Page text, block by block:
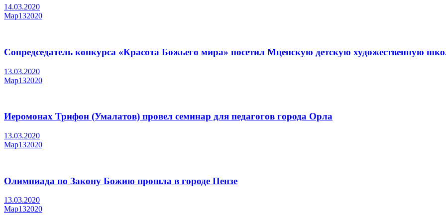
14.03.2020
Мар132020
Сопредседатель конкурса «Красота Божьего мира» посетил Мценскую детскую художественную
13.03.2020
Мар132020
Иеромонах Трифон (Умалатов) провел семинар для педагогов города Орла
13.03.2020
Мар132020
Олимпиада по Закону Божию прошла в городе Пензе
13.03.2020
Мар132020